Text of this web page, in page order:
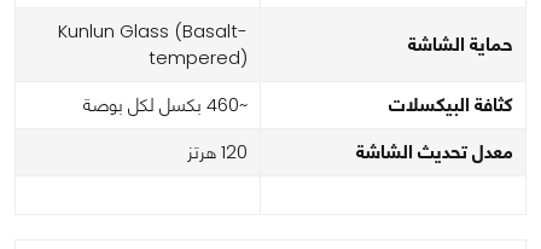
حماية الشاشة
Kunlun Glass (Basalt-
tempered)
كثافة البيكسلات ~460 بكسل لكل بوصة
معدل تحديث الشاشة 120 هرتز